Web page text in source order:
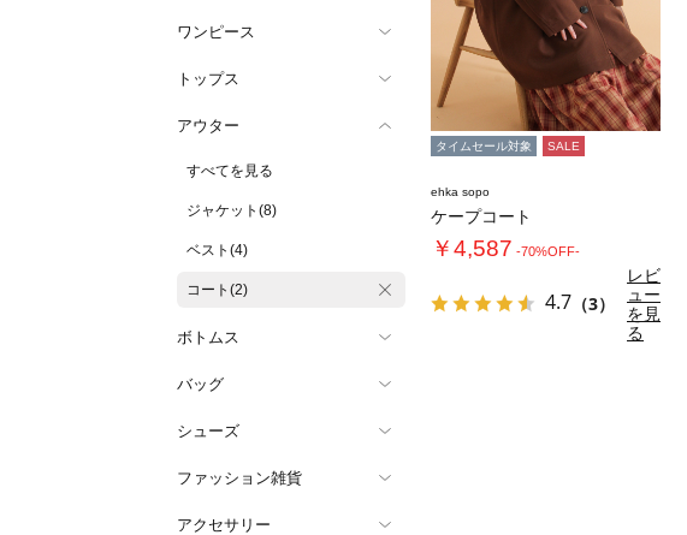
ワンピース
トップス
アウター
すべてを見る
ジャケット(8)
ベスト(4)
コート(2)
ボトムス
バッグ
シューズ
ファッション雑貨
アクセサリー
タイムセール対象 SALE
ehka sopo
ケープコート
￥4,587 -70%OFF-
4.7 （3）
レビ
ュー
を見
る